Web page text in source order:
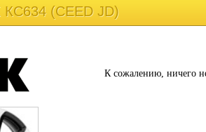
(CEED JD)
К сожалению, ничего